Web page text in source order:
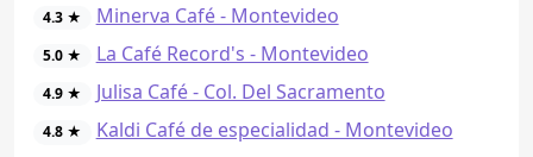
4.3 ★ Minerva Café - Montevideo
5.0 ★ La Café Record's - Montevideo
4.9 ★ Julisa Café - Col. Del Sacramento
4.8 ★ Kaldi Café de especialidad - Montevideo